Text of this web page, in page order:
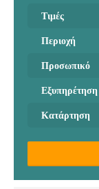
Τιμές
Περιοχή
Προσωπικό
Εξυπηρέτηση
Κατάρτηση